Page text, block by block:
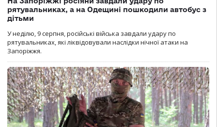
рятувальниках, а на Одещині пошкодили автобус з
дітьми
У неділю, 9 серпня, російські війська завдали удару по
рятувальниках, які ліквідовували наслідки нічної атаки на
Запоріжжя.